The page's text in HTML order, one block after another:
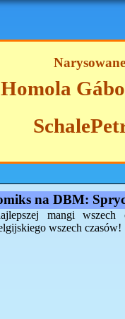
Homola
na DBM:
mangi
wszech czasów!